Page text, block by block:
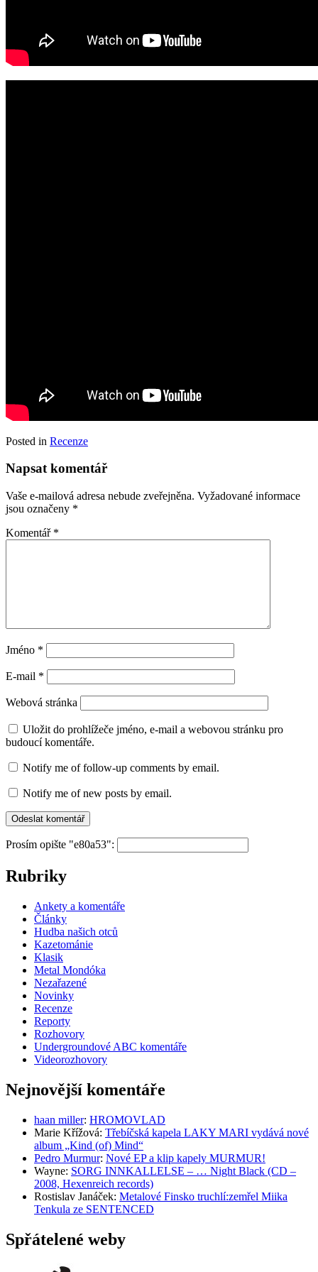
Posted in Recenze
Napsat komentář
Vaše e-mailová adresa nebude zveřejněna. Vyžadované informace
jsou označeny *
Komentář *
Jméno *
E-mail *
Webová stránka
Uložit do prohlížeče jméno, e-mail a webovou stránku pro
budoucí komentáře.
Notify me of follow-up comments by email.
Notify me of new posts by email.
Prosím opište "e80a53":
Rubriky
Ankety a komentáře
Články
Hudba našich otců
Kazetománie
Klasik
Metal Mondóka
Nezařazené
Novinky
Recenze
Reporty
Rozhovory
Undergroundové ABC komentáře
Videorozhovory
Nejnovější komentáře
haan miller: HROMOVLAD
Marie Křížová: Třebíčská kapela LAKY MARI vydává nové
album „Kind (of) Mind“
Pedro Murmur: Nové EP a klip kapely MURMUR!
Wayne: SORG INNKALLELSE – … Night Black (CD –
2008, Hexenreich records)
Rostislav Janáček: Metalové Finsko truchlí:zemřel Miika
Tenkula ze SENTENCED
Spřátelené weby